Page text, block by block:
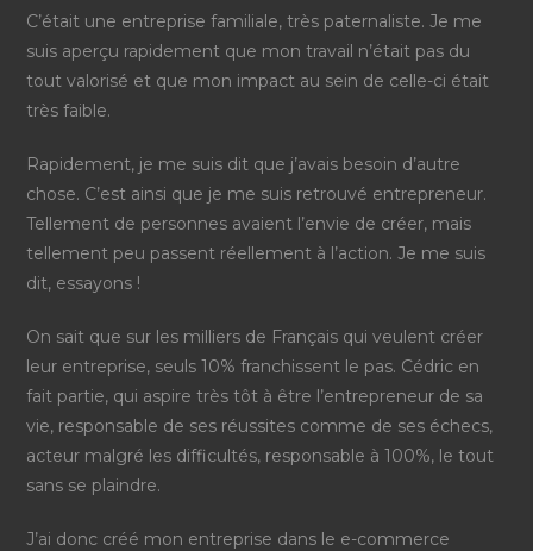
C’était une entreprise familiale, très paternaliste. Je me
suis aperçu rapidement que mon travail n’était pas du
tout valorisé et que mon impact au sein de celle-ci était
très faible.
Rapidement, je me suis dit que j’avais besoin d’autre
chose. C’est ainsi que je me suis retrouvé entrepreneur.
Tellement de personnes avaient l’envie de créer, mais
tellement peu passent réellement à l’action. Je me suis
dit, essayons !
On sait que sur les milliers de Français qui veulent créer
leur entreprise, seuls 10% franchissent le pas. Cédric en
fait partie, qui aspire très tôt à être l’entrepreneur de sa
vie, responsable de ses réussites comme de ses échecs,
acteur malgré les difficultés, responsable à 100%, le tout
sans se plaindre.
J’ai donc créé mon entreprise dans le e-commerce